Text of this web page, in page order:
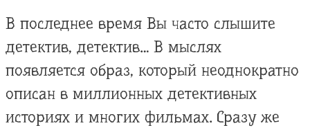
В последнее время Вы часто слышите
детектив, детектив… В мыслях
появляется образ, который неоднократно
описан в миллионных детективных
историях и многих фильмах. Сразу же